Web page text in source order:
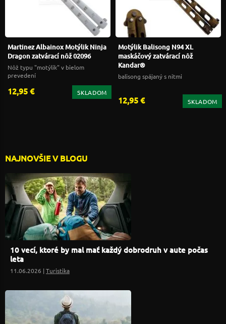
Martinez Albainox Motýlik Ninja
Dragon zatvárací nôž 02096
Nôž typu "motýlik" v bielom
prevedení
12,95 € SKLADOM
Motýlik Balisong N94 XL
maskáčový zatvárací nôž
Kandar®
balisong spájaný s nitmi
12,95 € SKLADOM
NAJNOVŠIE V BLOGU
10 vecí, ktoré by mal mať každý dobrodruh v aute počas
leta
11.06.2026 |Turistika